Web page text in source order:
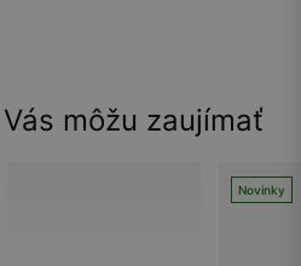
môžu zaujímať
Novinky